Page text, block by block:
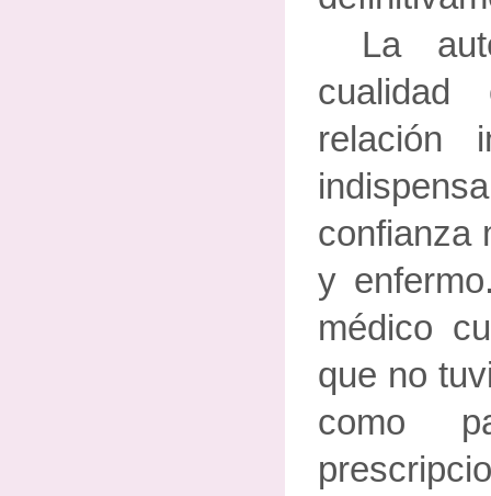
La
cualidad
relación
confianza
y
médico
que no
como